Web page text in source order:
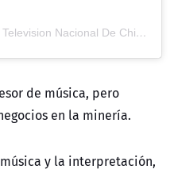
Una publicación compartida de Television Nacional De Chile (@tvn)
de música, pero
en la minería.
y la interpretación,